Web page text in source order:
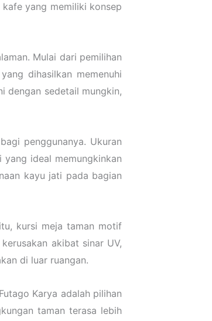
yang memiliki konsep
Mulai dari pemilihan
dihasilkan memenuhi
dengan sedetail mungkin,
penggunanya. Ukuran
ideal memungkinkan
kayu jati pada bagian
kursi meja taman motif
akibat sinar UV,
di luar ruangan.
Karya adalah pilihan
taman terasa lebih